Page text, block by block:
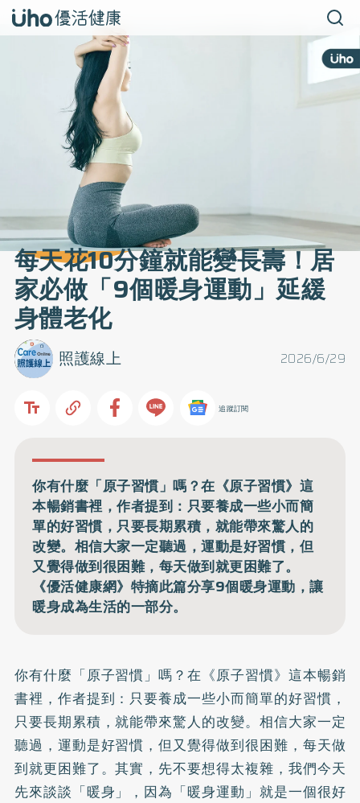
每天花10分鐘就能變長壽！居
家必做「9個暖身運動」延緩
身體老化
2026/6/29
照護線上
追蹤訂閱
你有什麼「原子習慣」嗎？在《原子習慣》這
本暢銷書裡，作者提到：只要養成一些小而簡
單的好習慣，只要長期累積，就能帶來驚人的
改變。相信大家一定聽過，運動是好習慣，但
又覺得做到很困難，每天做到就更困難了。
《優活健康網》特摘此篇分享9個暖身運動，讓
暖身成為生活的一部分。
你有什麼「原子習慣」嗎？在《原子習慣》這本暢銷
書裡，作者提到：只要養成一些小而簡單的好習慣，
只要長期累積，就能帶來驚人的改變。相信大家一定
聽過，運動是好習慣，但又覺得做到很困難，每天做
到就更困難了。其實，先不要想得太複雜，我們今天
先來談談「暖身」，因為「暖身運動」就是一個很好